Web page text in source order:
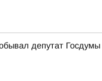
депутат